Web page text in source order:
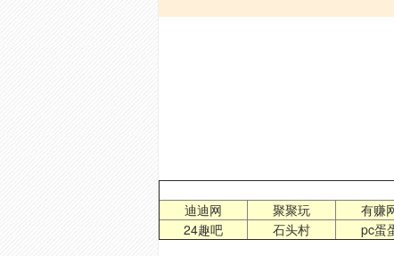
迪迪网
聚聚玩 有赚
24趣吧
石头村 pc蛋